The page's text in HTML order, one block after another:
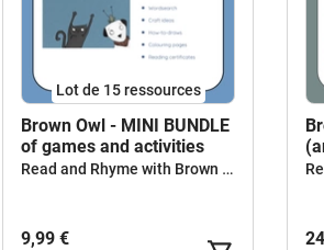
Lot de 15 ressources
Brown Owl - MINI BUNDLE
of games and activities
Read and Rhyme with Brown Owl
9,99 €